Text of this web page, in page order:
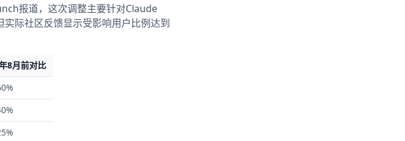
报道，这次调整主要针对Claude
际社区反馈显示受影响用户比例达到
8月前对比